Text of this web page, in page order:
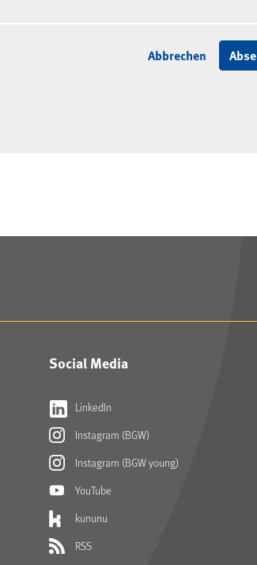
Social Media
LinkedIn
Instagram (BGW)
Instagram (BGW young)
YouTube
kununu
RSS